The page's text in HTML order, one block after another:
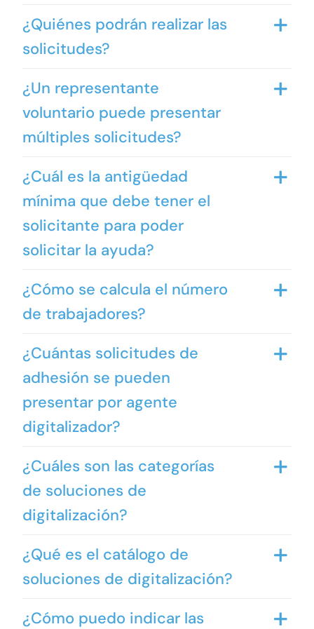
¿Quiénes podrán realizar las
solicitudes?
¿Un representante
voluntario puede presentar
múltiples solicitudes?
¿Cuál es la antigüedad
mínima que debe tener el
solicitante para poder
solicitar la ayuda?
¿Cómo se calcula el número
de trabajadores?
¿Cuántas solicitudes de
adhesión se pueden
presentar por agente
digitalizador?
¿Cuáles son las categorías
de soluciones de
digitalización?
¿Qué es el catálogo de
soluciones de digitalización?
¿Cómo puedo indicar las